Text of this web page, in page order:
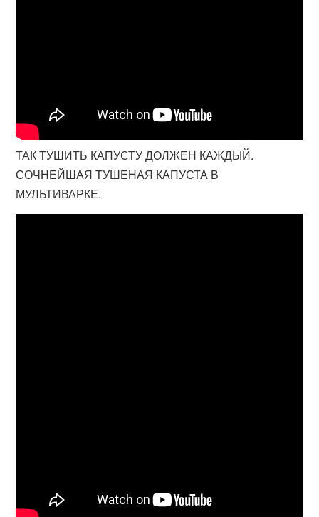
ТАК ТУШИТЬ КАПУСТУ ДОЛЖЕН КАЖДЫЙ.
СОЧНЕЙШАЯ ТУШЕНАЯ КАПУСТА В
МУЛЬТИВАРКЕ.